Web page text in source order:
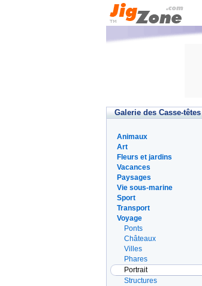
Galerie des Casse-têtes
Animaux
Art
Fleurs et jardins
Vacances
Paysages
Vie sous-marine
Sport
Transport
Voyage
Ponts
Châteaux
Villes
Phares
Portrait
Structures